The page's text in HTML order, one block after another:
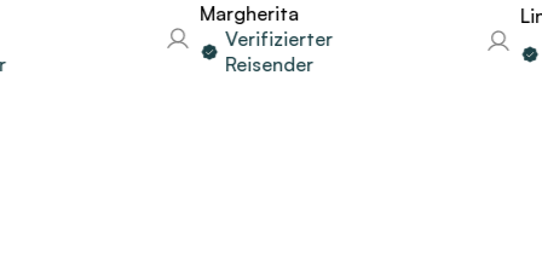
Margherita
Verifizierter
Reisender